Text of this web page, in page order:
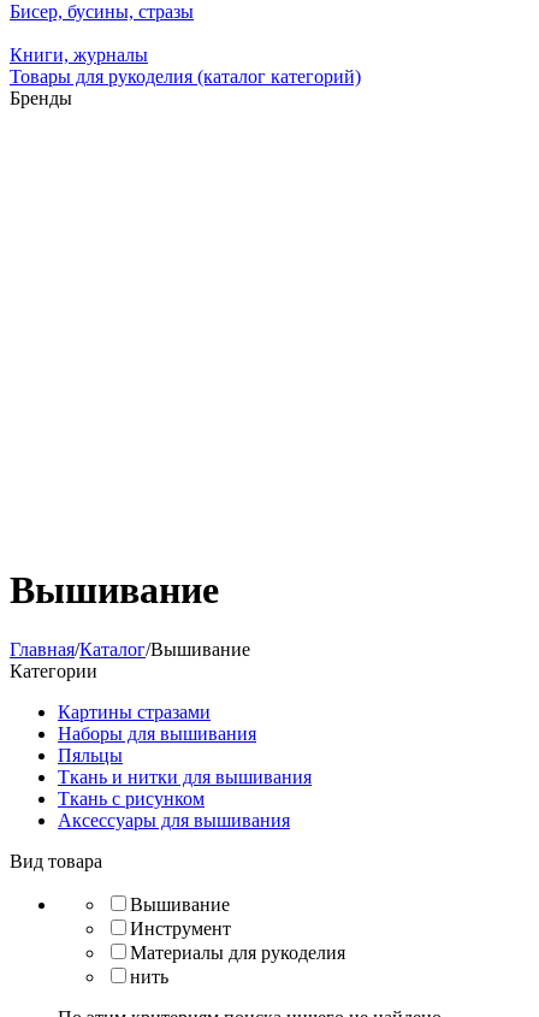
Бисер, бусины, стразы
Книги, журналы
Товары для рукоделия (каталог категорий)
Бренды
Вышивание
Главная/Каталог/Вышивание
Категории
Картины стразами
Наборы для вышивания
Пяльцы
Ткань и нитки для вышивания
Ткань с рисунком
Аксессуары для вышивания
Вид товара
Вышивание
Инструмент
Материалы для рукоделия
нить